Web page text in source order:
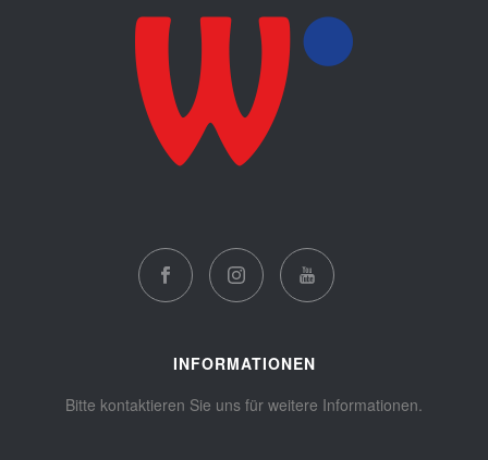
INFORMATIONEN
Bitte kontaktieren Sie uns für weitere Informationen.